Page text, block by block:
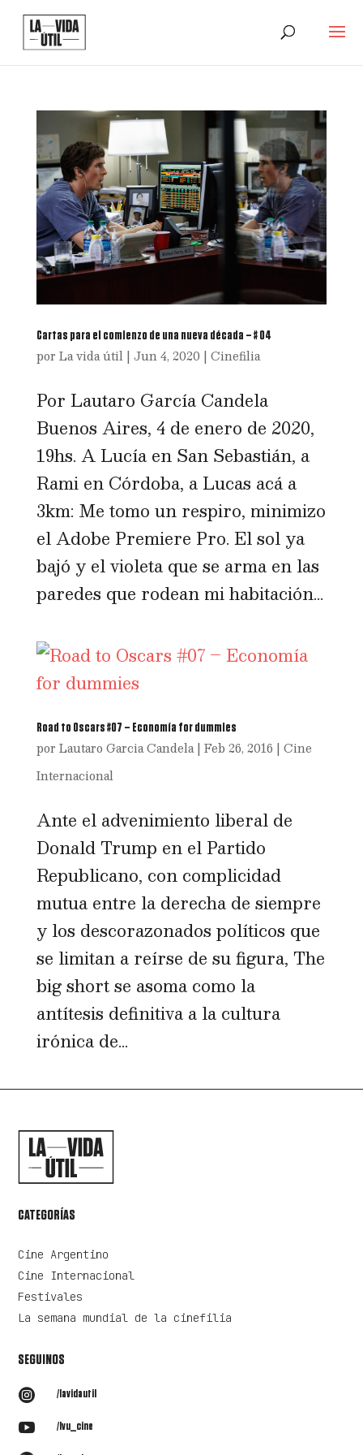
Cartas para el comienzo de una nueva década – # 04
por La vida útil| Jun 4, 2020 | Cinefilia
Por Lautaro García Candela
Buenos Aires, 4 de enero de 2020,
19hs. A Lucía en San Sebastián, a
Rami en Córdoba, a Lucas acá a
3km: Me tomo un respiro, minimizo
el Adobe Premiere Pro. El sol ya
bajó y el violeta que se arma en las
paredes que rodean mi habitación...
Road to Oscars #07 – Economía for dummies
por Lautaro Garcia Candela| Feb 26, 2016 | Cine
Internacional
Ante el advenimiento liberal de
Donald Trump en el Partido
Republicano, con complicidad
mutua entre la derecha de siempre
y los descorazonados políticos que
se limitan a reírse de su figura, The
big short se asoma como la
antítesis definitiva a la cultura
irónica de...
CATEGORÍAS
Cine Argentino
Cine Internacional
Festivales
La semana mundial de la cinefilia
SEGUINOS
 /lavidautil
 /lvu_cine